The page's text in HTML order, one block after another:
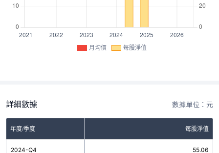
月均價 每股淨值
詳細數據 數據單位：元
年度/季度 每股淨值
2024-Q4 55.06